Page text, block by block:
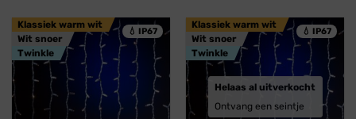
💧 IP67
Klassiek warm wit
Wit snoer
Twinkle
💧 IP67
Klassiek warm wit
Wit snoer
Twinkle
Helaas al uitverkocht
Ontvang een seintje